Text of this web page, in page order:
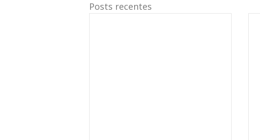
Posts recentes